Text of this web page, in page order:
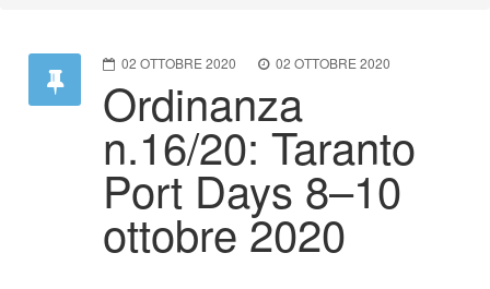
02 OTTOBRE 2020 02 OTTOBRE 2020
Ordinanza
n.16/20: Taranto
Port Days 8–10
ottobre 2020